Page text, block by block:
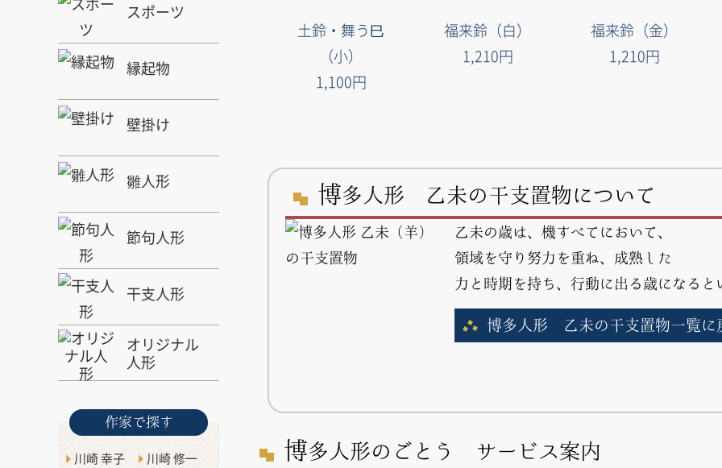
土鈴・舞う巳
（小）
1,100円
福来鈴（白）
1,210円
福来鈴（金）
1,210円
博多人形 乙未の干支置物について
乙未の歳は、機すべてにおいて、
領域を守り努力を重ね、成熟した
力と時期を持ち、行動に出る歳になると
博多人形 乙未の干支置物一覧に
博多人形のごとう サービス案内
スポーツ
縁起物
壁掛け
雛人形
節句人形
干支人形
オリジナル
人形
作家で探す
川崎 幸子
川崎 修一